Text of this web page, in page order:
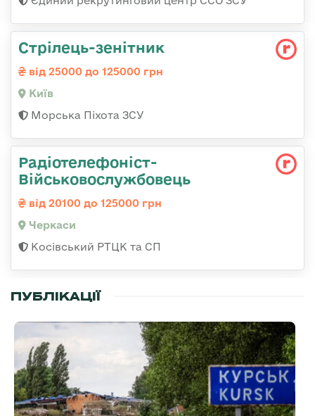
Стpілець-зенітник
від 25000 до 125000 грн
Київ
Морська Піхота ЗСУ
Радіотелефоніст-
Військовослужбовець
від 20100 до 125000 грн
Черкаси
Косівський РТЦК та СП
ПУБЛІКАЦІЇ